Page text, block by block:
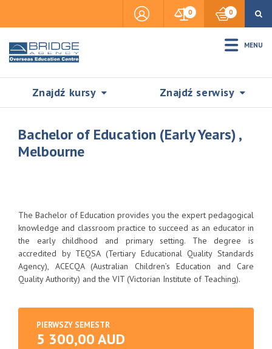
0 0
MENU
Znajdź kursy Znajdź serwisy
SZUKAJ
Visas & Legal Stay
Bachelor of Education (Early Years) ,
Melbourne
The Bachelor of Education provides you the expert pedagogical
knowledge and classroom practice to succeed as an educator in
the early childhood and primary setting. The degree is
accredited by TEQSA (Tertiary Educational Quality Standards
Agency), ACECQA (Australian Children’s Education and Care
Quality Authority) and the VIT (Victorian Institute of Teaching).
PIERWSZY SEMESTR
5 300,00 AUD